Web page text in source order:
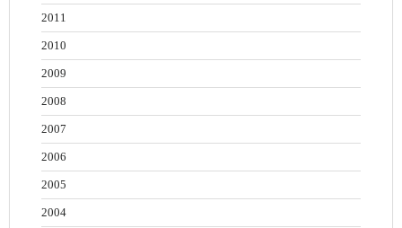
2011
2010
2009
2008
2007
2006
2005
2004